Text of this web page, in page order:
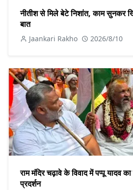
नीतीश से मिले बेटे निशांत, काम सुनकर
बात
Jaankari Rakho 2026/8/10
राम मंदिर चढ़ावे के विवाद में पप्पू यादव
प्रदर्शन